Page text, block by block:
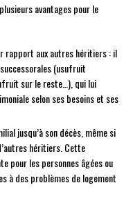
avantages pour le
rapport aux autres héritiers : il
(usufruit
sur le reste…), qui lui
selon ses besoins et ses
jusqu’à son décès, même si
héritiers. Cette
pour les personnes âgées ou
à des problèmes de logement